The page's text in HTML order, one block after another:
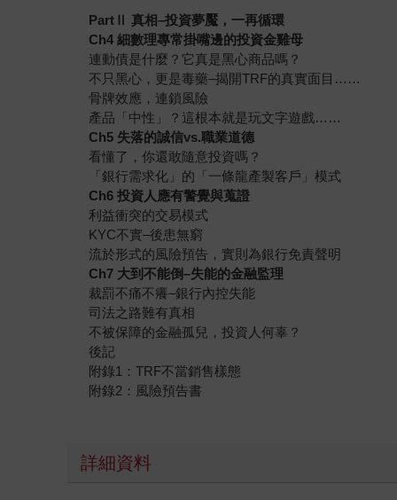
PartⅡ 真相–投資夢魘，一再循環
Ch4 細數理專常掛嘴邊的投資金雞母
連動債是什麼？它真是黑心商品嗎？
不只黑心，更是毒藥–揭開TRF的真實面目……
骨牌效應，連鎖風險
產品「中性」？這根本就是玩文字遊戲……
Ch5 失落的誠信vs.職業道德
看懂了，你還敢隨意投資嗎？
「銀行需求化」的「一條龍產製客戶」模式
Ch6 投資人應有警覺與蒐證
利益衝突的交易模式
KYC不實–後患無窮
流於形式的風險預告，實則為銀行免責聲明
Ch7 大到不能倒–失能的金融監理
裁罰不痛不癢–銀行內控失能
司法之路難有真相
不被保障的金融孤兒，投資人何辜？
後記
附錄1：TRF不當銷售樣態
附錄2：風險預告書
詳細資料